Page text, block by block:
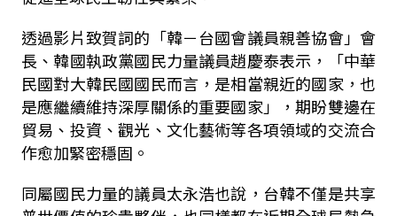
透過影片致賀詞的「韓－台國會議員親善協會」會
長、韓國執政黨國民力量議員趙慶泰表示，「中華
民國對大韓民國國民而言，是相當親近的國家，也
是應繼續維持深厚關係的重要國家」，期盼雙邊在
貿易、投資、觀光、文化藝術等各項領域的交流合
作愈加緊密穩固。
同屬國民力量的議員太永浩也說，台韓不僅是共享